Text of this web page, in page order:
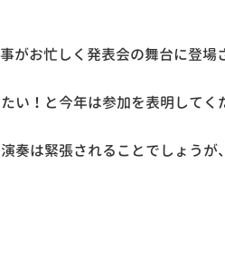
がお忙しく発表会の舞台に登場
い！と今年は参加を表明してく
奏は緊張されることでしょう